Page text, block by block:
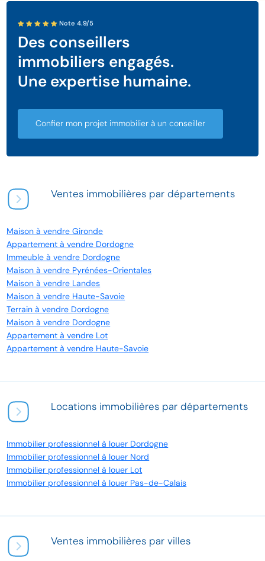
Note 4.9/5
Des conseillers
immobiliers engagés.
Une expertise humaine.
Confier mon projet immobilier à un conseiller
Ventes immobilières par départements
Maison à vendre Gironde
Appartement à vendre Dordogne
Immeuble à vendre Dordogne
Maison à vendre Pyrénées-Orientales
Maison à vendre Landes
Maison à vendre Haute-Savoie
Terrain à vendre Dordogne
Maison à vendre Dordogne
Appartement à vendre Lot
Appartement à vendre Haute-Savoie
Locations immobilières par départements
Immobilier professionnel à louer Dordogne
Immobilier professionnel à louer Nord
Immobilier professionnel à louer Lot
Immobilier professionnel à louer Pas-de-Calais
Ventes immobilières par villes